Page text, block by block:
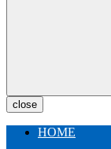
close
HOME